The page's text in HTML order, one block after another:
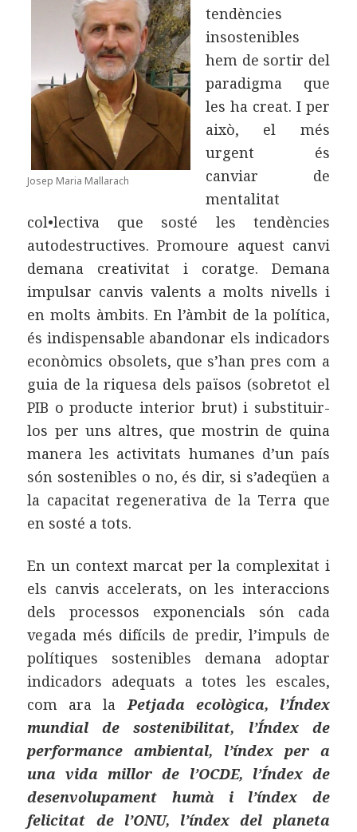
Josep Maria Mallarach
tendències
insostenibles
hem de sortir del
paradigma que
les ha creat. I per
això, el més
urgent és
canviar de
mentalitat
col•lectiva que sosté les tendències
autodestructives. Promoure aquest canvi
demana creativitat i coratge. Demana
impulsar canvis valents a molts nivells i
en molts àmbits. En l’àmbit de la política,
és indispensable abandonar els indicadors
econòmics obsolets, que s’han pres com a
guia de la riquesa dels països (sobretot el
PIB o producte interior brut) i substituir-
los per uns altres, que mostrin de quina
manera les activitats humanes d’un país
són sostenibles o no, és dir, si s’adeqüen a
la capacitat regenerativa de la Terra que
en sosté a tots.
En un context marcat per la complexitat i
els canvis accelerats, on les interaccions
dels processos exponencials són cada
vegada més difícils de predir, l’impuls de
polítiques sostenibles demana adoptar
indicadors adequats a totes les escales,
com ara la Petjada ecològica, l’Índex
mundial de sostenibilitat, l’Índex de
performance ambiental, l’índex per a
una vida millor de l’OCDE, l’Índex de
desenvolupament humà i l’índex de
felicitat de l’ONU, l’índex del planeta